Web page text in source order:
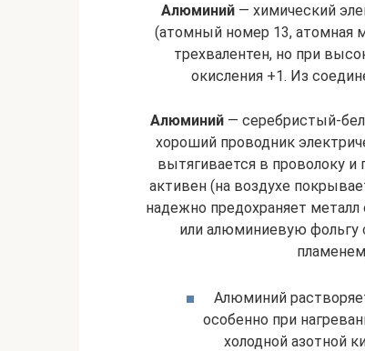
Алюминий— химический
(атомный номер 13, атомная
трехвалентен, но при
окисления +1. Из
Алюминий — серебристый-
хороший проводник
вытягивается в проволоку
активен (на воздухе
надежно предохраняет
или алюминиевую фольгу
Алюминий
особенно при
холодной азотной